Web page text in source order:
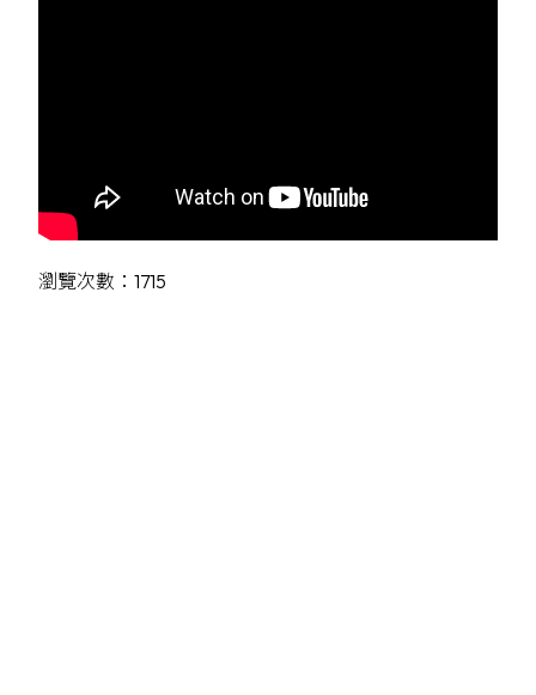
瀏覽次數：1715